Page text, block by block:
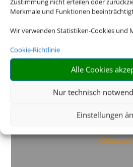
Merkmale und Funktionen
Wir verwenden Statistiken-Cookies und
Cookie-Richtlinie
Alle Cookies
Nur technisch
Einstellungen
Cookies
Die Abwicklung der Buchung